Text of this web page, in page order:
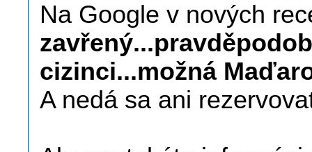
Na Google v nových
cizinci...možná
A nedá sa ani